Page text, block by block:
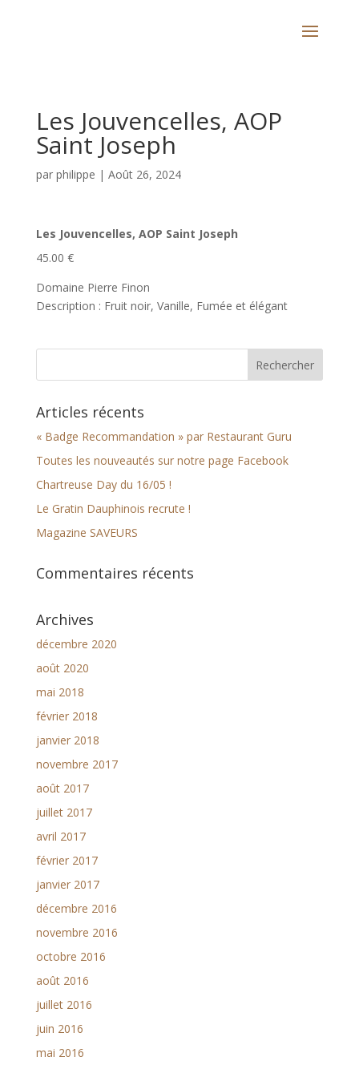
Les Jouvencelles, AOP
Saint Joseph
par philippe | Août 26, 2024
Les Jouvencelles, AOP Saint Joseph
45.00 €
Domaine Pierre Finon
Description : Fruit noir, Vanille, Fumée et élégant
Articles récents
« Badge Recommandation » par Restaurant Guru
Toutes les nouveautés sur notre page Facebook
Chartreuse Day du 16/05 !
Le Gratin Dauphinois recrute !
Magazine SAVEURS
Commentaires récents
Archives
décembre 2020
août 2020
mai 2018
février 2018
janvier 2018
novembre 2017
août 2017
juillet 2017
avril 2017
février 2017
janvier 2017
décembre 2016
novembre 2016
octobre 2016
août 2016
juillet 2016
juin 2016
mai 2016